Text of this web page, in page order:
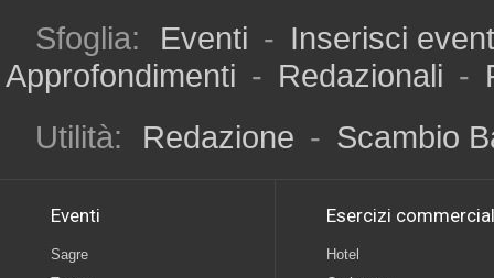
Sfoglia: Eventi - Inserisci
Approfondimenti - Redazionali -
Utilità:
Redazione - Scambio
Eventi
Sagre
Esercizi
Hotel